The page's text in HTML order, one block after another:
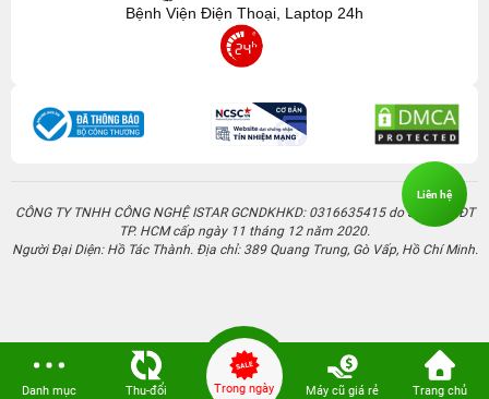
Bệnh Viện Điện Thoại, Laptop 24h
CÔNG TY TNHH CÔNG NGHỆ ISTAR GCNDKHKD: 0316635415 do Sở KH & ĐT
TP. HCM cấp ngày 11 tháng 12 năm 2020.
Người Đại Diện: Hồ Tác Thành. Địa chỉ: 389 Quang Trung, Gò Vấp, Hồ Chí Minh.
Danh mục Thu-đổi Trong ngày Máy cũ giá rẻ Trang chủ
Liên hệ